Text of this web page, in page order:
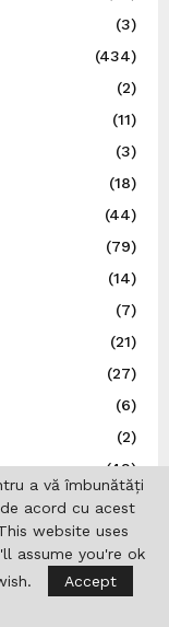
(3)
(434)
(2)
(11)
(3)
(18)
(44)
(79)
(14)
(7)
(21)
(27)
(6)
(2)
(49)
(265)
(3)
(113)
(44)
a vă îmbunătăți
acord cu acest
website uses
assume you're ok
Accept